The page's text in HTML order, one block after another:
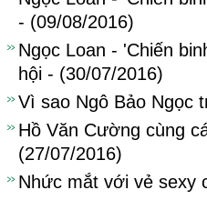
- (09/08/2016)
Ngọc Loan - 'Chiến
hội - (30/07/2016)
Vì sao Ngô Bảo Ngọc
Hồ Văn Cường cùng
(27/07/2016)
Nhức mắt với vẻ sexy